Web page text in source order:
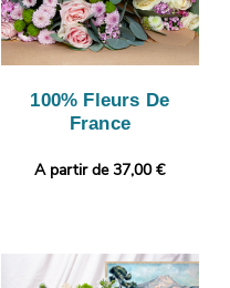
100% Fleurs De
France
A partir de 37,00 €